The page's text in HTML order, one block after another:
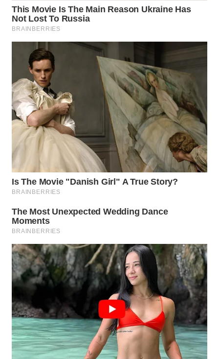
CIANJUR
WN
KEPULAUAN
SERIBU
WN
TANGERANG
WN
BINJAI
CIREBON
WN
WN
KUNINGAN
WN
MAJALENGKA
SUBANG
WN
SUKABUMI